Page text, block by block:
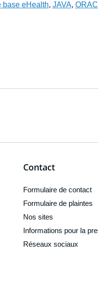
base eHealth, JAVA,
Contact
Formulaire de contact
Formulaire de plaintes
Nos sites
Informations pour la
Réseaux sociaux